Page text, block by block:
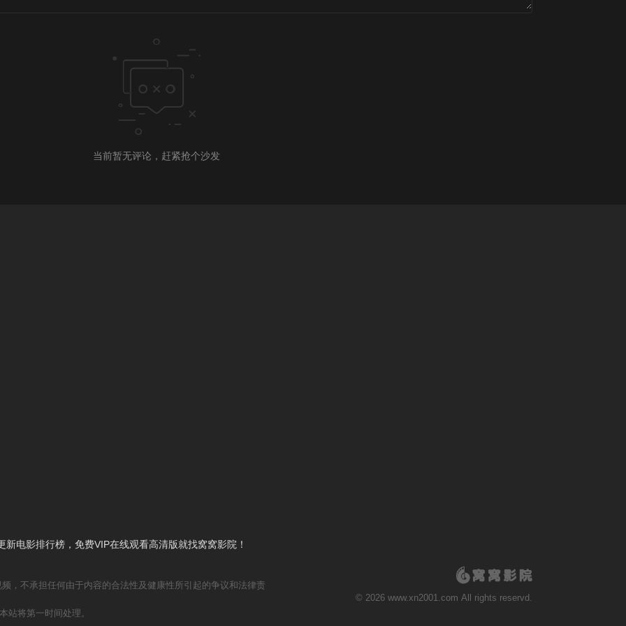
当前暂无评论，赶紧抢个沙发
电影排行榜，免费VIP在线观看高清版就找窝窝影院！
，不承担任何由于内容的合法性及健康性所引起的争议和法律责
站将第一时间处理。
© 2026 www.xn2001.com All rights reservd.